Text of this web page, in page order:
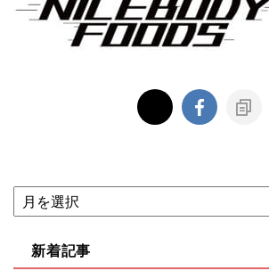
新着記事